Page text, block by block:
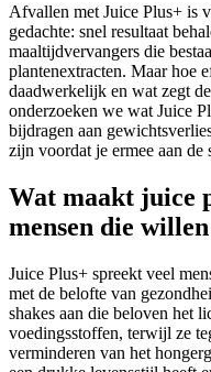
Afvallen met Juice Plus+ is
gedachte: snel resultaat
maaltijdvervangers die
plantenextracten. Maar hoe
daadwerkelijk en wat zegt
onderzoeken we wat Juice
bijdragen aan
zijn voordat je ermee aan de
Wat maakt juice
mensen die
Juice Plus+ spreekt veel
met de belofte van
shakes aan die beloven het
voedingsstoffen, terwijl ze
verminderen van het